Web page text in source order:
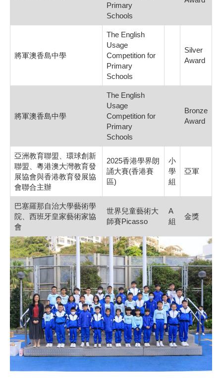
Primary
Schools
將軍澳香島中學
The English
Usage
Competition for
Primary
Schools
Silver
Award
將軍澳香島中學
The English
Usage
Competition for
Primary
Schools
Bronze
Award
亞洲教育聯盟、環球創新
聯盟、粵港澳大灣教育發
展協會與香港教育發展協
會聯合主辦
2025香港學界朗
誦大賽(香港賽
區)
小
學
組
亞軍
巴塞羅那自治大學藝術學
院、西班牙皇家藝術家協
會
世界兒童藝術大
師賽Picasso
A
組
金獎